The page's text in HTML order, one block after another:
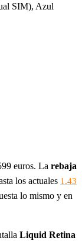
SIM), Azul
euros. La rebaja
los actuales 1.43
lo mismo y en
Liquid Retina